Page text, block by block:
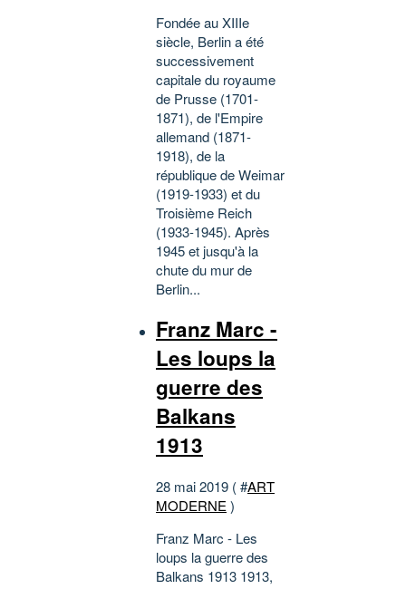
Fondée au XIIIe
siècle, Berlin a été
successivement
capitale du royaume
de Prusse (1701-
1871), de l'Empire
allemand (1871-
1918), de la
république de Weimar
(1919-1933) et du
Troisième Reich
(1933-1945). Après
1945 et jusqu'à la
chute du mur de
Berlin...
Franz Marc -
Les loups la
guerre des
Balkans
1913
28 mai 2019 ( #ART
MODERNE )
Franz Marc - Les
loups la guerre des
Balkans 1913 1913,